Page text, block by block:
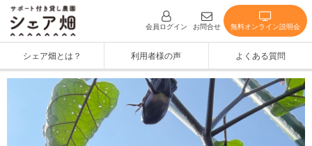
会員ログイン お問合せ 無料オンライン説明会
シェア畑とは？ 利用者様の声 よくある質問